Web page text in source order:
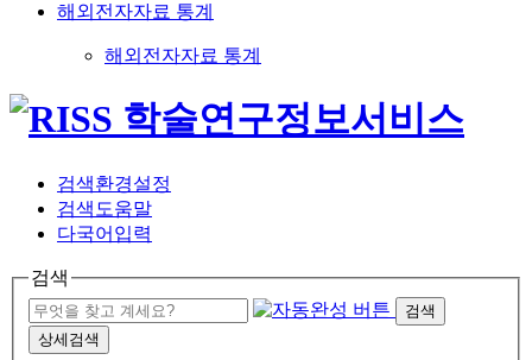
해외전자자료 통계
해외전자자료 통계
검색환경설정
검색도움말
다국어입력
검색
검색
상세검색